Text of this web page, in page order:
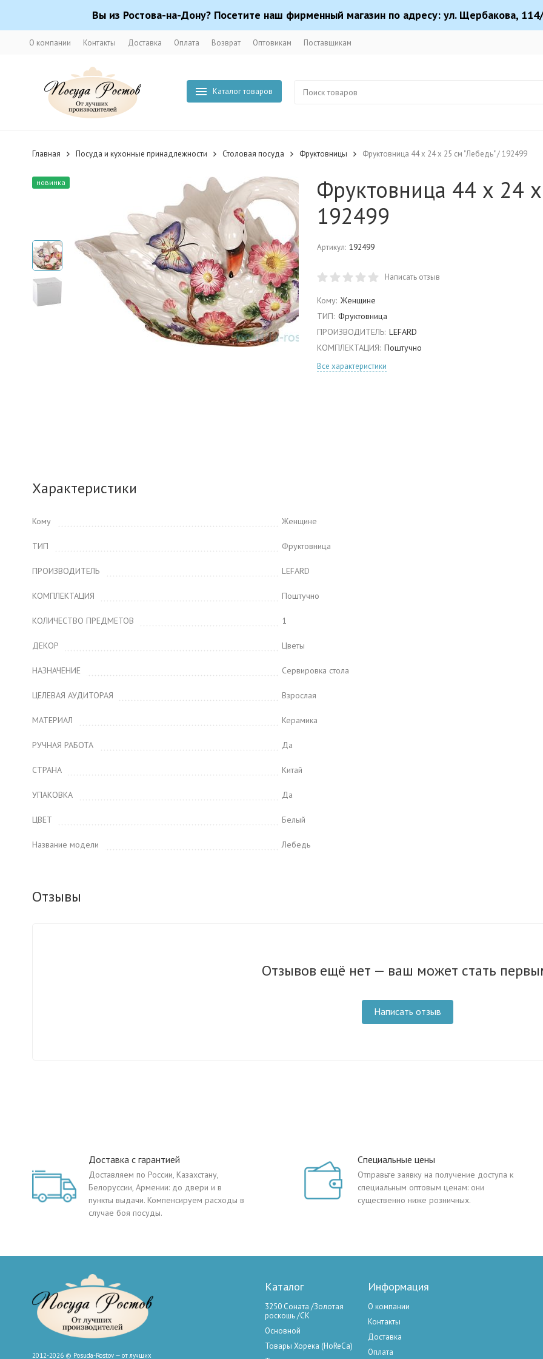
Вы из Ростова-на-Дону? Посетите наш фирменный магазин по адресу: ул. Щербакова,
О компании Контакты Доставка Оплата Возврат Оптовикам Поставщикам
Каталог товаров
Главная Посуда и кухонные принадлежности Столовая посуда Фруктовницы Фруктовница 44 х 24 х 25 см "Лебедь" / 192499
новинка
Фруктовница 44 х 24
192499
Артикул: 192499
Написать отзыв
Кому: Женщине
ТИП: Фруктовница
ПРОИЗВОДИТЕЛЬ: LEFARD
КОМПЛЕКТАЦИЯ: Поштучно
Все характеристики
Характеристики
Кому Женщине
ТИП Фруктовница
ПРОИЗВОДИТЕЛЬ LEFARD
КОМПЛЕКТАЦИЯ Поштучно
КОЛИЧЕСТВО ПРЕДМЕТОВ 1
ДЕКОР Цветы
НАЗНАЧЕНИЕ Сервировка стола
ЦЕЛЕВАЯ АУДИТОРАЯ Взрослая
МАТЕРИАЛ Керамика
РУЧНАЯ РАБОТА Да
СТРАНА Китай
УПАКОВКА Да
ЦВЕТ Белый
Название модели Лебедь
Отзывы
Отзывов ещё нет — ваш может стать
Написать отзыв
Доставка с гарантией
Доставляем по России, Казахстану,
Белоруссии, Армении: до двери и в
пункты выдачи. Компенсируем расходы в
случае боя посуды.
Специальные цены
Отправьте заявку на получение доступа к
специальным оптовым ценам: они
существенно ниже розничных.
2012-2026 © Posuda-Rostov — от лучших
Каталог
3250 Соната /Золотая
роскошь /СК
Основной
Товары Хорека (HoReCa)
Информация
О компании
Контакты
Доставка
Оплата